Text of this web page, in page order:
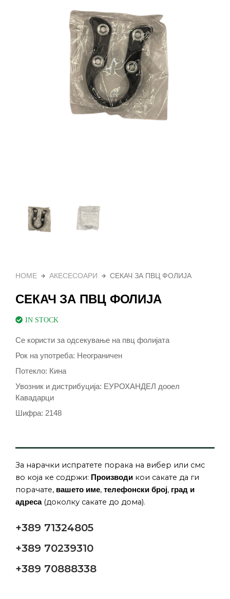
HOME АКЕСЕСОАРИ СЕКАЧ ЗА ПВЦ ФОЛИЈА
СЕКАЧ ЗА ПВЦ ФОЛИЈА
IN STOCK
Се користи за одсекување на пвц фолијата
Рок на употреба: Неограничен
Потекло: Кина
Увозник и дистрибуција: ЕУРОХАНДЕЛ дооел
Кавадарци
Шифра: 2148
За нарачки испратете порака на вибер или смс
во која ке содржи: Производи кои сакате да ги
порачате, вашето име, телефонски број, град и
адреса(доколку сакате до дома).
+389 71324805
+389 70239310
+389 70888338